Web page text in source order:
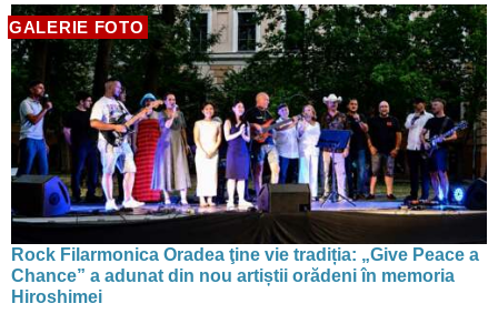
GALERIE FOTO
Rock Filarmonica Oradea ţine vie tradiția: „Give Peace a
Chance” a adunat din nou artiștii orădeni în memoria
Hiroshimei